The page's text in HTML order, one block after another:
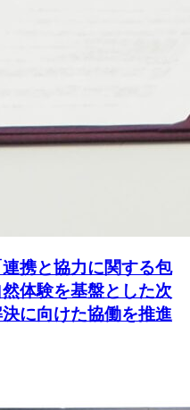
携と協力に関する包
体験を基盤とした次
に向けた協働を推進